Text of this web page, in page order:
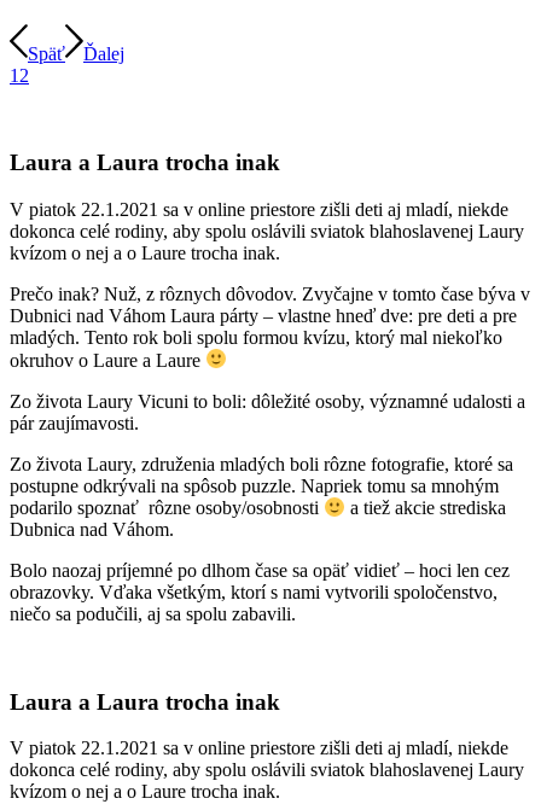
Späť
Ďalej
1 2
Laura a Laura trocha inak
V piatok 22.1.2021 sa v online priestore zišli deti aj mladí, niekde
dokonca celé rodiny, aby spolu oslávili sviatok blahoslavenej Laury
kvízom o nej a o Laure trocha inak.
Prečo inak? Nuž, z rôznych dôvodov. Zvyčajne v tomto čase býva v
Dubnici nad Váhom Laura párty – vlastne hneď dve: pre deti a pre
mladých. Tento rok boli spolu formou kvízu, ktorý mal niekoľko
okruhov o Laure a Laure
Zo života Laury Vicuni to boli: dôležité osoby, významné udalosti a
pár zaujímavosti.
Zo života Laury, združenia mladých boli rôzne fotografie, ktoré sa
postupne odkrývali na spôsob puzzle. Napriek tomu sa mnohým
podarilo spoznať rôzne osoby/osobnosti
a tiež akcie strediska
Dubnica nad Váhom.
Bolo naozaj príjemné po dlhom čase sa opäť vidieť – hoci len cez
obrazovky. Vďaka všetkým, ktorí s nami vytvorili spoločenstvo,
niečo sa podučili, aj sa spolu zabavili.
Laura a Laura trocha inak
V piatok 22.1.2021 sa v online priestore zišli deti aj mladí, niekde
dokonca celé rodiny, aby spolu oslávili sviatok blahoslavenej Laury
kvízom o nej a o Laure trocha inak.